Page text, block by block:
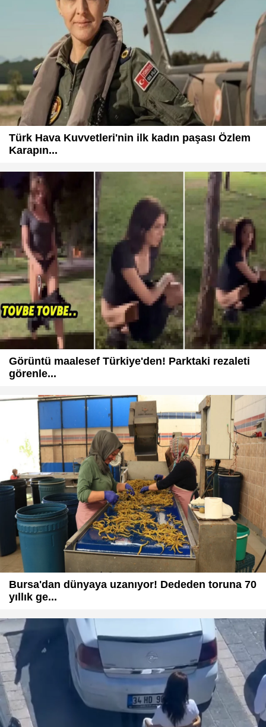
Türk Hava Kuvvetleri'nin ilk kadın paşası Özlem
Karapın...
Görüntü maalesef Türkiye'den! Parktaki rezaleti
görenle...
Bursa'dan dünyaya uzanıyor! Dededen toruna 70
yıllık ge...